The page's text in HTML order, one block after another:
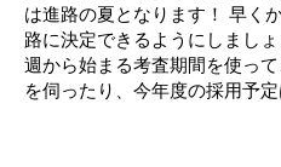
は進路の夏となります！ 早く
路に決定できるようにしまし
週から始まる考査期間を使っ
を伺ったり、今年度の採用予